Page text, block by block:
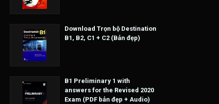
Download Trọn bộ Destination
B1, B2, C1 + C2 (Bản đẹp)
B1 Preliminary 1 with
answers for the Revised 2020
Exam (PDF bản đẹp + Audio)